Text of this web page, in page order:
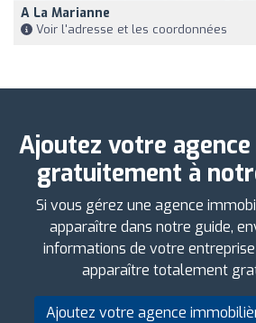
A La Marianne
Voir l'adresse et les coordonnées
Ajoutez votre
gratuitement à
Si vous gérez une agence
apparaître dans notre guide,
informations de votre
apparaître totalement
Ajoutez votre agence